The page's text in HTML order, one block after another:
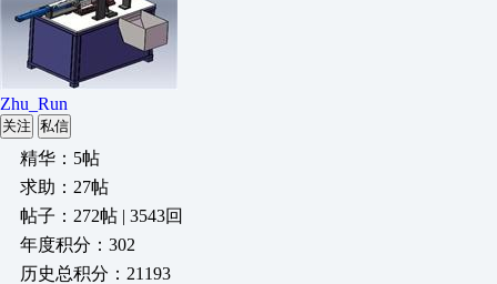
Zhu_Run
关注 私信
精华：5帖
求助：27帖
帖子：272帖 | 3543回
年度积分：302
历史总积分：21193